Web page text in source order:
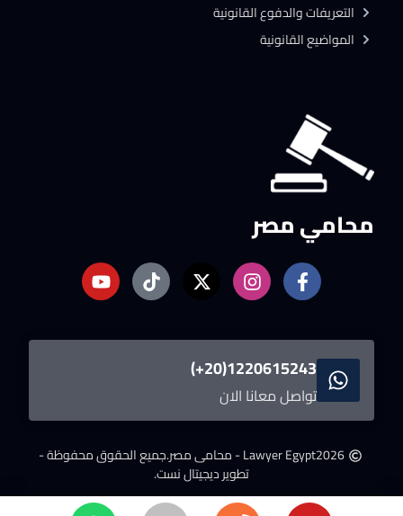
محامي مصر
1220615243(20+)
تواصل معانا الان
2026Lawyer Egypt - محامى مصر.
جميع الحقوق محفوظة -
تطوير ديجيتال نست.
التعريفات والدفوع القانونية
المواضيع القانونية